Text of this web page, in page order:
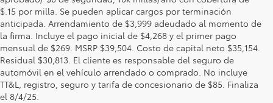
$.15 por milla. Se pueden aplicar cargos por terminación
anticipada. Arrendamiento de $3,999 adeudado al momento de
la firma. Incluye el pago inicial de $4,268 y el primer pago
mensual de $269. MSRP $39,504. Costo de capital neto $35,154.
Residual $30,813. El cliente es responsable del seguro de
automóvil en el vehículo arrendado o comprado. No incluye
TT&L, registro, seguro y tarifa de concesionario de $85. Finaliza
el 8/4/25.